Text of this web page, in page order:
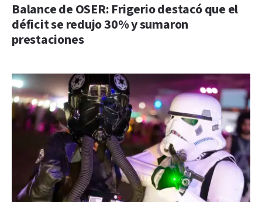
Balance de OSER: Frigerio destacó que el
déficit se redujo 30% y sumaron
prestaciones